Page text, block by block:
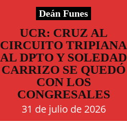
Deán Funes
UCR: CRUZ AL
CIRCUITO TRIPIANA
AL DPTO Y SOLEDAD
CARRIZO SE QUEDÓ
CON LOS
CONGRESALES
31 de julio de 2026